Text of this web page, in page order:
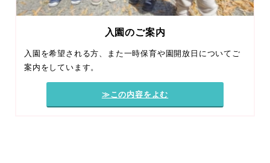
入園のご案内
入園を希望される方、また一時保育や園開放日についてご
案内をしています。
≫この内容をよむ